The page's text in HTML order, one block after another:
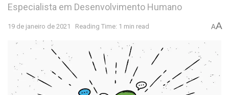
Especialista em Desenvolvimento Humano
19 de janeiro de 2021 Reading Time: 1 min read AA